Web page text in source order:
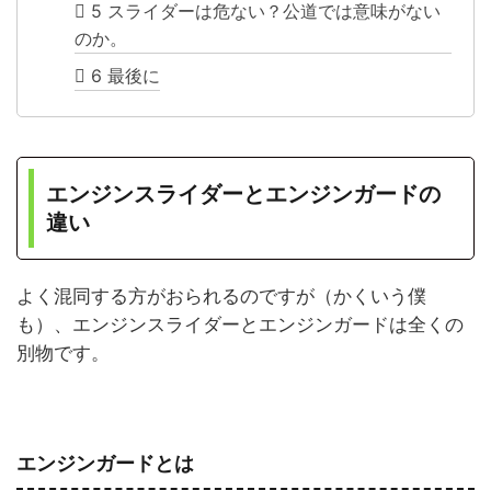
5 スライダーは危ない？公道では意味がない
のか。
6 最後に
エンジンスライダーとエンジンガードの
違い
よく混同する方がおられるのですが（かくいう僕
も）、エンジンスライダーとエンジンガードは全くの
別物です。
エンジンガードとは